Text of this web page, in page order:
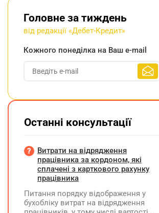
Головне за тиждень
від редакції «Дебет-Кредит»
Кожного понеділка на Ваш e-mail
Останні консультації
Витрати на відрядження
працівника за кордоном, які
сплачені з карткового рахунку
працівника
Питання порядку відображення у
бухобліку витрат на відрядження